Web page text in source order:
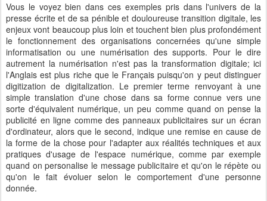
Vous le voyez bien dans ces exemples pris dans l'univers de la
presse écrite et de sa pénible et douloureuse transition digitale, les
enjeux vont beaucoup plus loin et touchent bien plus profondément
le fonctionnement des organisations concernées qu'une simple
informatisation ou une numérisation des supports. Pour le dire
autrement la numérisation n'est pas la transformation digitale; ici
l'Anglais est plus riche que le Français puisqu'on y peut distinguer
digitization de digitalization. Le premier terme renvoyant à une
simple translation d'une chose dans sa forme connue vers une
sorte d'équivalent numérique, un peu comme quand on pense la
publicité en ligne comme des panneaux publicitaires sur un écran
d'ordinateur, alors que le second, indique une remise en cause de
la forme de la chose pour l'adapter aux réalités techniques et aux
pratiques d'usage de l'espace numérique, comme par exemple
quand on personalise le message publicitaire et qu'on le répète ou
qu'on le fait évoluer selon le comportement d'une personne
donnée.